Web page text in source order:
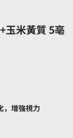
玉米黃質 5亳
，增強視力